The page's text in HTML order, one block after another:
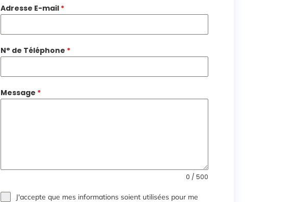
Adresse E-mail *
N° de Téléphone *
Message *
0 / 500
J'accepte que mes informations soient utilisées pour me